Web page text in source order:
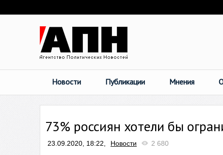
Новости Публикации Мнения
73% россиян хотели бы
23.09.2020, 18:22, Новости 2 680